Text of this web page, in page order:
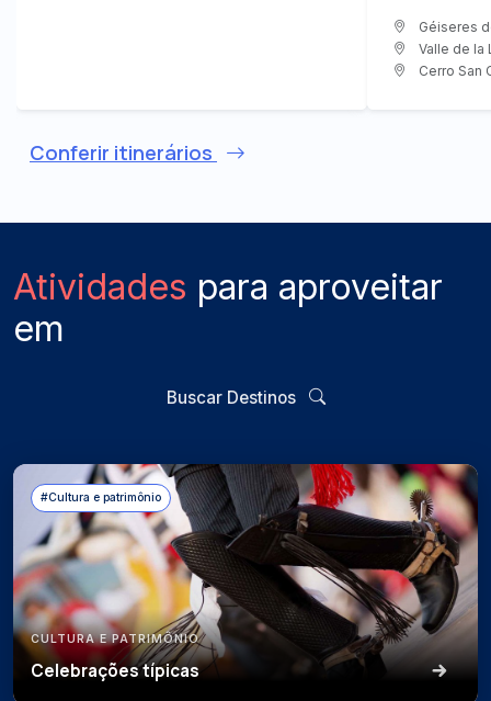
Géiseres
Valle de la
Cerro San
Conferir itinerários
Atividades para aproveitar
em
Buscar Destinos
#Cultura e patrimônio
CULTURA E PATRIMÔNIO
Celebrações típicas